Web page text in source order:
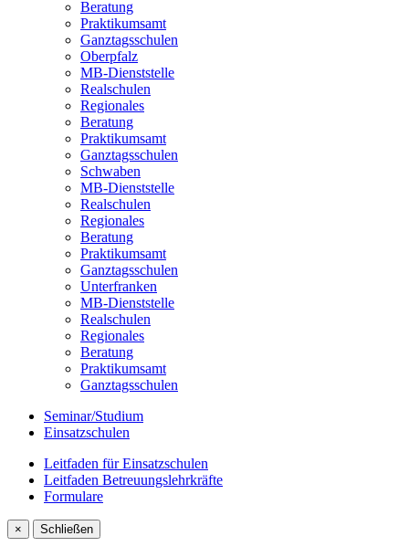
Beratung
Praktikumsamt
Ganztagsschulen
Oberpfalz
MB-Dienststelle
Realschulen
Regionales
Beratung
Praktikumsamt
Ganztagsschulen
Schwaben
MB-Dienststelle
Realschulen
Regionales
Beratung
Praktikumsamt
Ganztagsschulen
Unterfranken
MB-Dienststelle
Realschulen
Regionales
Beratung
Praktikumsamt
Ganztagsschulen
Seminar/Studium
Einsatzschulen
Leitfaden für Einsatzschulen
Leitfaden Betreuungslehrkräfte
Formulare
× Schließen